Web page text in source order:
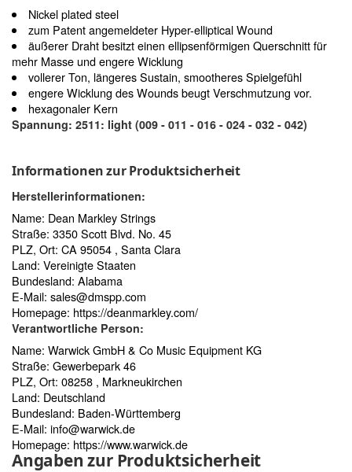
Nickel plated steel
zum Patent angemeldeter Hyper-elliptical Wound
äußerer Draht besitzt einen ellipsenförmigen Querschnitt für
mehr Masse und engere Wicklung
vollerer Ton, längeres Sustain, smootheres Spielgefühl
engere Wicklung des Wounds beugt Verschmutzung vor.
hexagonaler Kern
Spannung: 2511: light (009 - 011 - 016 - 024 - 032 - 042)
Informationen zur Produktsicherheit
Herstellerinformationen:
Name: Dean Markley Strings
Straße: 3350 Scott Blvd. No. 45
PLZ, Ort: CA 95054 , Santa Clara
Land: Vereinigte Staaten
Bundesland: Alabama
E-Mail: sales@dmspp.com
Homepage: https://deanmarkley.com/
Verantwortliche Person:
Name: Warwick GmbH & Co Music Equipment KG
Straße: Gewerbepark 46
PLZ, Ort: 08258 , Markneukirchen
Land: Deutschland
Bundesland: Baden-Württemberg
E-Mail: info@warwick.de
Homepage: https://www.warwick.de
Angaben zur Produktsicherheit